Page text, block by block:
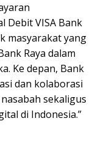
Debit VISA Bank
masyarakat yang
Raya dalam
Ke depan, Bank
dan kolaborasi
sekaligus
di Indonesia.”